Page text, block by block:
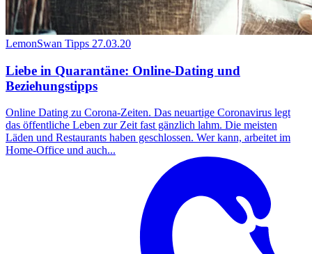
LemonSwan Tipps 27.03.20
Liebe in Quarantäne: Online-Dating und
Beziehungstipps
Online Dating zu Corona-Zeiten. Das neuartige Coronavirus legt
das öffentliche Leben zur Zeit fast gänzlich lahm. Die meisten
Läden und Restaurants haben geschlossen. Wer kann, arbeitet im
Home-Office und auch...